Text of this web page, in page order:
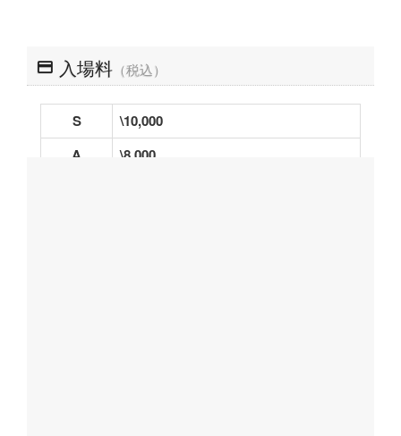
入場料 （税込）
S
\10,000
A
\8,000